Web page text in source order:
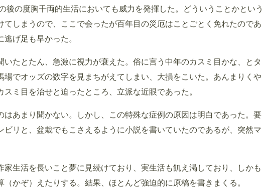
後の度胸千両的生活においても威力を発揮した。どういうことかという
てしまうので、ここで会ったが百年目の災厄はことごとく免れたのであ
げ足も早かった。
いたとたん、急激に視力が衰えた。俗に言う中年のカスミ目かな、とタ
場でオッズの数字を見まちがえてしまい、大損をこいた。あんまりくや
ミ目を治せと迫ったところ、立派な近眼であった。
はあまり聞かない。しかし、この特殊な症例の原因は明白であった。要
ビリと、盆栽でもこさえるように小説を書いていたのであるが、突然マ
家生活を長いこと夢に見続けており、実生活も飢え渇しており、しかも
かぞ）えたりする。結果、ほとんど強迫的に原稿を書きまくる。